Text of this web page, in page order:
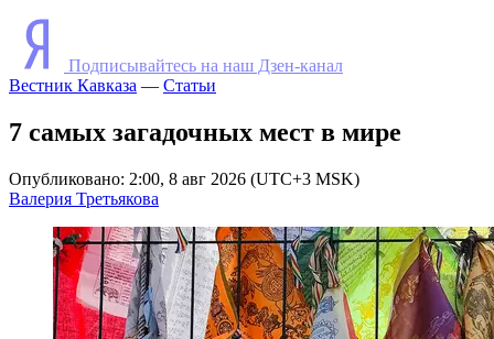
Подписывайтесь на наш Дзен-канал
Вестник Кавказа — Статьи
7 самых загадочных мест в мире
Опубликовано: 2:00, 8 авг 2026 (UTC+3 MSK)
Валерия Третьякова